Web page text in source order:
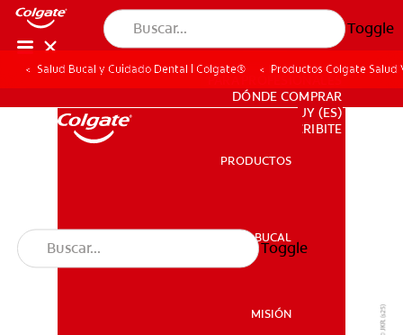
Toggle
SALUD BUCAL
PARA PROFESIONALES
DÓNDE COMPRAR
UY (ES)
SUSCRIBITE
PRODUCTOS
SALUD BUCAL
MISIÓN
Toggle
Salud Bucal y Cuidado Dental | Colgate® Productos Colgate